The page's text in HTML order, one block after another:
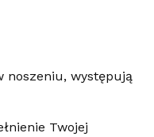
noszeniu, występują
Twojej